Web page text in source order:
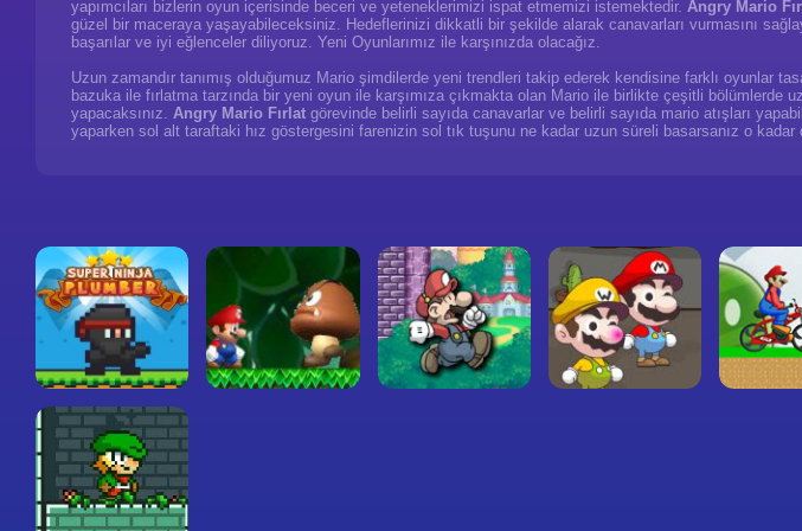
yapımcıları bizlerin oyun içerisinde beceri ve yeteneklerimizi ispat etmemizi istemektedir. Angry Mario
güzel bir maceraya yaşayabileceksiniz. Hedeflerinizi dikkatli bir şekilde alarak canavarları vurmasını
başarılar ve iyi eğlenceler diliyoruz. Yeni Oyunlarımız ile karşınızda olacağız.
Uzun zamandır tanımış olduğumuz Mario şimdilerde yeni trendleri takip ederek kendisine farklı oyunlar
bazuka ile fırlatma tarzında bir yeni oyun ile karşımıza çıkmakta olan Mario ile birlikte çeşitli
yapacaksınız. Angry Mario Fırlat görevinde belirli sayıda canavarlar ve belirli sayıda mario atışları
yaparken sol alt taraftaki hız göstergesini farenizin sol tık tuşunu ne kadar uzun süreli basarsanız o